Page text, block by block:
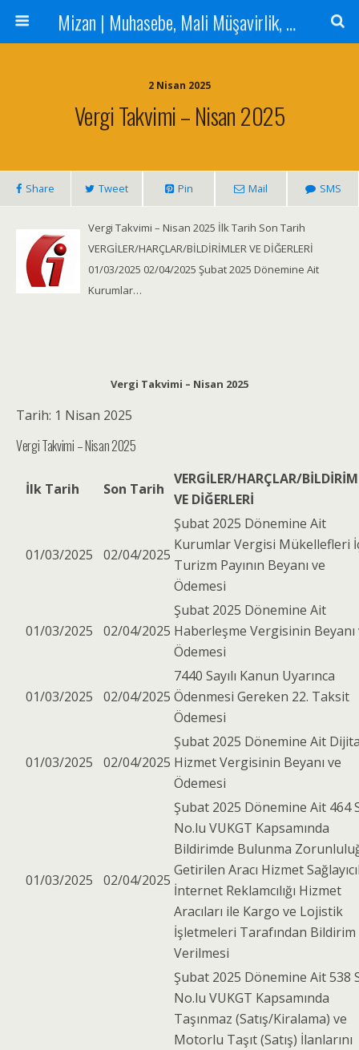
Mizan | Muhasebe, Mali Müşavirlik, Denetim Hizmetleri
2 Nisan 2025
Vergi Takvimi – Nisan 2025
Share Tweet Pin Mail SMS
Vergi Takvimi – Nisan 2025 İlk Tarih Son Tarih
VERGİLER/HARÇLAR/BİLDİRİMLER VE DİĞERLERİ
01/03/2025 02/04/2025 Şubat 2025 Dönemine Ait
Kurumlar…
Vergi Takvimi – Nisan 2025
Tarih: 1 Nisan 2025
Vergi Takvimi – Nisan 2025
İlk Tarih Son Tarih
VERGİLER/HARÇLAR/
VE DİĞERLERİ
01/03/2025 02/04/2025
Şubat 2025 Dönemine Ait
Kurumlar Vergisi Mükellefleri
Turizm Payının Beyanı ve
Ödemesi
01/03/2025 02/04/2025
Şubat 2025 Dönemine Ait
Haberleşme Vergisinin Beyanı
Ödemesi
01/03/2025 02/04/2025
7440 Sayılı Kanun Uyarınca
Ödenmesi Gereken 22. Taksit
Ödemesi
01/03/2025 02/04/2025
Şubat 2025 Dönemine Ait
Hizmet Vergisinin Beyanı ve
Ödemesi
01/03/2025 02/04/2025
Şubat 2025 Dönemine Ait 464
No.lu VUKGT Kapsamında
Bildirimde Bulunma
Getirilen Aracı Hizmet
İnternet Reklamcılığı Hizmet
Aracıları ile Kargo ve Lojistik
İşletmeleri Tarafından Bildirim
Verilmesi
Şubat 2025 Dönemine Ait 538
No.lu VUKGT Kapsamında
Taşınmaz (Satış/Kiralama) ve
Motorlu Taşıt (Satış) İlanlarını